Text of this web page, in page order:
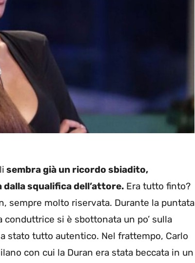
sembra già un ricordo sbiadito,
squalifica dell’attore. Era tutto finto?
sempre molto riservata. Durante la puntata
si è sbottonata un po’ sulla
stato tutto autentico. Nel frattempo, Carlo
con cui la Duran era stata beccata in un